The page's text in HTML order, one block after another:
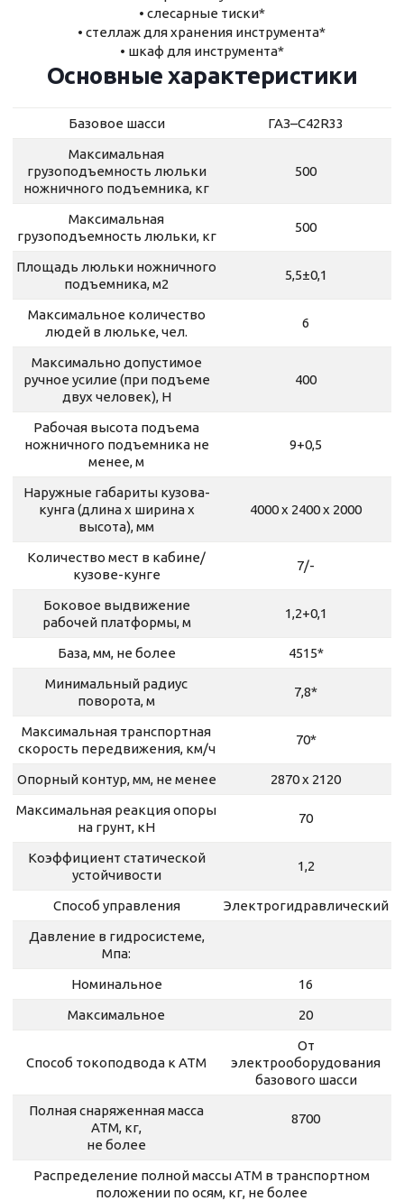
• слесарные тиски*
• стеллаж для хранения инструмента*
• шкаф для инструмента*
Основные характеристики
Базовое шасси
ГАЗ–С42R33
Максимальная
грузоподъемность люльки
ножничного подъемника, кг
500
Максимальная
грузоподъемность люльки, кг
500
Площадь люльки ножничного
подъемника, м2
5,5±0,1
Максимальное количество
людей в люльке, чел.
6
Максимально допустимое
ручное усилие (при подъеме
двух человек), Н
400
Рабочая высота подъема
ножничного подъемника не
менее, м
9+0,5
Наружные габариты кузова-
кунга (длина х ширина х
высота), мм
4000 х 2400 х 2000
Количество мест в кабине/
кузове-кунге
7/-
Боковое выдвижение
рабочей платформы, м
1,2+0,1
База, мм, не более
4515*
Минимальный радиус
поворота, м
7,8*
Максимальная транспортная
скорость передвижения, км/ч
70*
Опорный контур, мм, не менее
2870 х 2120
Максимальная реакция опоры
на грунт, кН
70
Коэффициент статической
устойчивости
1,2
Способ управления
Электрогидравлический
Давление в гидросистеме,
Мпа:
Номинальное
16
Максимальное
20
Способ токоподвода к АТМ
От
электрооборудования
базового шасси
Полная снаряженная масса
АТМ, кг,
не более
8700
Распределение полной массы АТМ в транспортном
положении по осям, кг, не более